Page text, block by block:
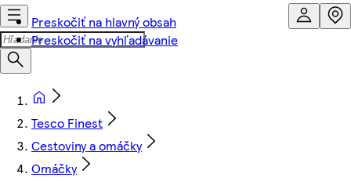
Preskočiť na hlavný obsah
Preskočiť na vyhľadávanie
Tesco Finest
Cestoviny a omáčky
Omáčky